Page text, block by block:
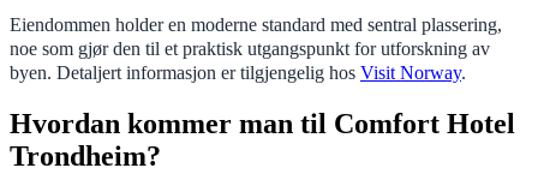
Eiendommen holder en moderne standard med sentral plassering,
noe som gjør den til et praktisk utgangspunkt for utforskning av
byen. Detaljert informasjon er tilgjengelig hos Visit Norway.
Hvordan kommer man til Comfort Hotel
Trondheim?